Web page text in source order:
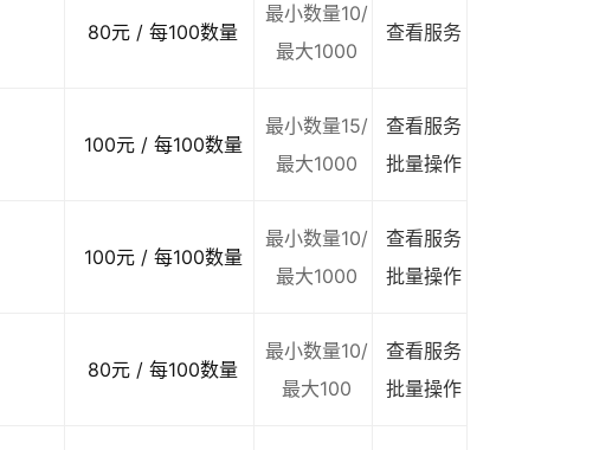
80元 / 每100数量
最小数量10/
最大1000
查看服务
100元 / 每100数量
最小数量15/
最大1000
查看服务
批量操作
100元 / 每100数量
最小数量10/
最大1000
查看服务
批量操作
80元 / 每100数量
最小数量10/
最大100
查看服务
批量操作